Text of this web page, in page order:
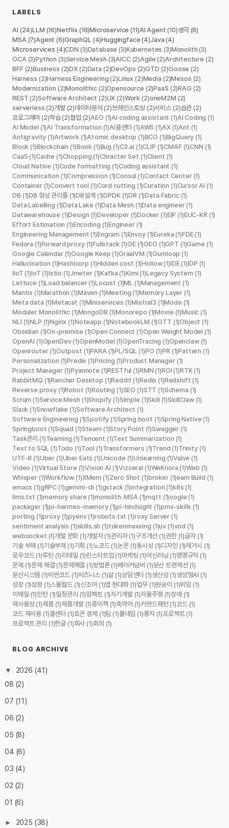
LABELS
AI (24)LLM (16)Netflix (16)Microservice (11)AI Agent (10)생각 (8)
MSA (7)Agent (6)GraphQL (4)Huggingface (4)Java (4)
Microservices (4)CDN (3)Database (3)Kubernetes (3)Monolith (3)
OCA (3)Python (3)Service Mesh (3)AICC (2)Agile (2)Architecture (2)
BFF (2)Business (2)DX (2)Data (2)DevOps (2)GTD (2)Goose (2)
Harness (2)Harness Engineering (2)Linux (2)Media (2)Mesos (2)
Modernization (2)Monolithic (2)Opensource (2)PaaS (2)RAG (2)
REST (2)Software Architect (2)UX (2)Work (2)oneM2M (2)
serverless (2)개발 (2)데이터분석 (2)브레인스토밍 (2)서비스 (2)습관 (2)
프로그래머 (2)학습 (2)협업 (2)AEO (1)AI coding assistant (1)AI Coding (1)
AI Model (1)AI Transformation (1)AI콜센터 (1)AWS (1)AX (1)Ant (1)
Antigravity (1)Artwork (1)Atomic desktop (1)BCG (1)BigQuery (1)
Block (1)Blockchain (1)Book (1)Bug (1)C3.ai (1)CLIP (1)CMAF (1)CNN (1)
CaaS (1)Cache (1)Chopping (1)Chracter Set (1)Client (1)
Cloud Native (1)Code formatting (1)Coding assistant (1)
Communication (1)Compression (1)Consul (1)Contact Center (1)
Container (1)Convert tool (1)Cord cutting (1)Curation (1)Cursor AI (1)
DB (1)DB 형상 관리툴 (1)DB설계 (1)DPDK (1)DR (1)Data Fabric (1)
Data Labelling (1)Data Lake (1)Data Mesh (1)Data engineer (1)
Datawarehouse (1)Design (1)Developer (1)Docker (1)EIP (1)EUC-KR (1)
Effort Estimation (1)Encoding (1)Engineer (1)
Engineering Management (1)Engram (1)Envoy (1)Eureka (1)FDE (1)
Fedora (1)Forward proxy (1)Fullstack (1)GE (1)GEO (1)GPT (1)Game (1)
Google Calendar (1)Google Keep (1)GraalVM (1)Gumloop (1)
Hallucination (1)Hashicorp (1)Hidden cost (1)Hollow (1)IDE (1)IDP (1)
IIoT (1)IoT (1)Istio (1)Jmeter (1)Kafka (1)Kimi (1)Legacy System (1)
Lettuce (1)Load balancer (1)Locust (1)ML (1)Management (1)
Mantis (1)Marathon (1)Maven (1)Meeting (1)Memory Layer (1)
Meta data (1)Metacat (1)Miniservices (1)Mistral3 (1)Mode (1)
Moduler Monolithic (1)MongoDB (1)Monorepo (1)Movie (1)Music (1)
NLI (1)NLP (1)Nginx (1)Noteapp (1)NotebookLM (1)OTT (1)Object (1)
Obsidian (1)On-premise (1)Open Connect (1)Open Weight Model (1)
OpenAI (1)OpenDev (1)OpenModel (1)OpenTracing (1)Openclaw (1)
Openrouter (1)Outpost (1)PARA (1)PL/SQL (1)PO (1)PR (1)Pattern (1)
Personalization (1)Predix (1)Pricing (1)Product Manager (1)
Project Manager (1)Pyannote (1)RESTful (1)RMN (1)ROI (1)RTK (1)
RabbitMQ (1)Rancher Desktop (1)Reddit (1)Redis (1)Redshift (1)
Reverse proxy (1)Robot (1)Routing (1)SEO (1)STT (1)Schema (1)
Scrum (1)Service Mesh (1)Shopify (1)Simple (1)Skill (1)SkillClaw (1)
Slack (1)Snowflake (1)Software Architect (1)
Software Engineering (1)Spotify (1)Spring boot (1)Spring Native (1)
Springboot (1)Squad (1)Steam (1)Story Point (1)Swagger (1)
Task관리 (1)Teaming (1)Tencent (1)Text Summarization (1)
Text to SQL (1)Todo (1)Tool (1)Transformers (1)Trend (1)Trinity (1)
UTF-8 (1)Uber (1)Uber Eats (1)Unicode (1)Unlearning (1)Valve (1)
Video (1)Virtual Store (1)Vision AI (1)Vizceral (1)WeKnora (1)Web (1)
Whisper (1)Workflow (1)XMem (1)Zero Shot (1)broker (1)eam Build (1)
emacs (1)gRPC (1)gemini-cli (1)gstack (1)integration (1)k8s (1)
llms.txt (1)memory share (1)monolith. MSA (1)mqtt (1)oogle (1)
packager (1)pi-hermes-memory (1)pi-hindsight (1)pmx-skills (1)
porting (1)proxy (1)pyenv (1)robots.txt (1)roxy Server (1)
sentiment analysis (1)skills.sh (1)tokenmaxxing (1)uv (1)vod (1)
websocket (1)개발 문화 (1)개발자 (1)관리자 (1)구조개선 (1)권한 (1)글자 (1)
기술 부채 (1)기술부채 (1)기획 (1) 노코드 (1)논문 (1)동시성 (1)디자인 (1)레거시 (1)
로우코드 (1)루틴 (1)리테일 (1)린스타트업 (1)마케팅 (1)머신러닝 (1)명명규칙 (1)
문제 (1)문제 해결 (1)문제해결 (1)방법론 (1)베이커넘버 (1)분산 트랜잭션 (1)
분산시스템 (1)비싼코드 (1)비즈니스 (1)삶 (1)상담센터 (1)생산성 (1)생성형AI (1)
성장 (1)성향 (1)스몰월드 (1)신조어 (1)앱 현대화 (1)업무 (1)원숭이 (1)위임 (1)
이메일 (1)인턴 (1)일정관리 (1)임팩트 (1)자기계발 (1)자율주행 (1)장애 (1)
재사용성 (1)제품 (1)제품개발 (1)종이책 (1)축약어 (1)커맨드패턴 (1)코드 (1)
코드 재사용 (1)콜센터 (1) 토큰 경제 (1)팀 (1)풀네임 (1)풍자 (1)프로젝트 (1)
프로젝트 관리 (1)한글 (1)회사 (1)회의 (1)
BLOG ARCHIVE
▼ 2026 (41)
08 (2)
07 (11)
06 (2)
05 (8)
04 (6)
03 (4)
02 (2)
01 (6)
► 2025 (38)